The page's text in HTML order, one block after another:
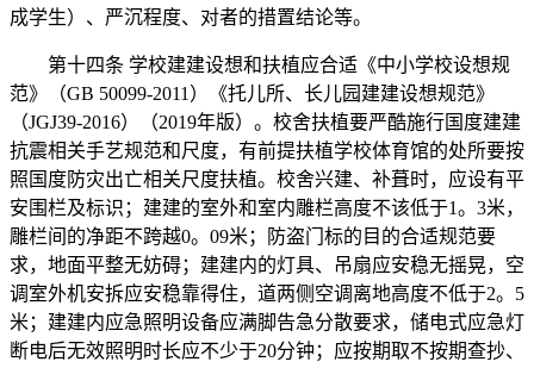
成学生）、严沉程度、对者的措置结论等。
第十四条 学校建建设想和扶植应合适《中小学校设想规
范》（GB 50099-2011）《托儿所、长儿园建建设想规范》
（JGJ39-2016）（2019年版）。校舍扶植要严酷施行国度建建
抗震相关手艺规范和尺度，有前提扶植学校体育馆的处所要按
照国度防灾出亡相关尺度扶植。校舍兴建、补葺时，应设有平
安围栏及标识；建建的室外和室内雕栏高度不该低于1。3米，
雕栏间的净距不跨越0。09米；防盗门标的目的合适规范要
求，地面平整无妨碍；建建内的灯具、吊扇应安稳无摇晃，空
调室外机安拆应安稳靠得住，道两侧空调离地高度不低于2。5
米；建建内应急照明设备应满脚告急分散要求，储电式应急灯
断电后无效照明时长应不少于20分钟；应按期取不按期查抄、